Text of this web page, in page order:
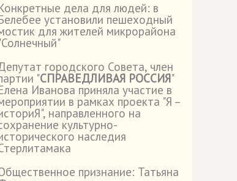
дела для людей: в
установили пешеходный
для жителей микрорайона
городского Совета, член
"СПРАВЕДЛИВАЯ РОССИЯ"
Иванова приняла участие в
в рамках проекта "Я –
направленного на
культурно-
наследия
признание: Татьяна